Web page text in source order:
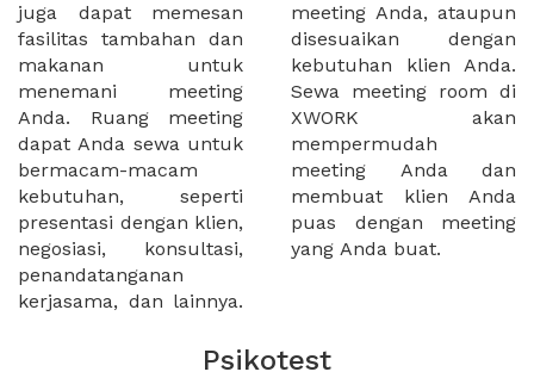
juga dapat memesan
fasilitas tambahan dan
makanan untuk
menemani meeting
Anda. Ruang meeting
dapat Anda sewa untuk
bermacam-macam
kebutuhan, seperti
presentasi dengan klien,
negosiasi, konsultasi,
penandatanganan
kerjasama, dan lainnya.
meeting Anda, ataupun
disesuaikan dengan
kebutuhan klien Anda.
Sewa meeting room di
XWORK akan
mempermudah
meeting Anda dan
membuat klien Anda
puas dengan meeting
yang Anda buat.
Psikotest